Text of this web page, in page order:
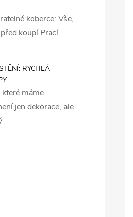
koberce: Vše,
koupí Prací
RYCHLÁ
máme
jen dekorace, ale
...